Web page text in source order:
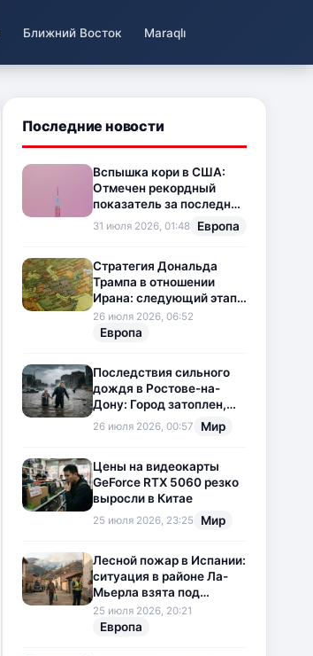
Ближний Восток Maraqlı
Последние новости
Вспышка кори в США:
Отмечен рекордный
показатель за последние
35 лет
31 июля 2026, 01:48 Европа
Стратегия Дональда
Трампа в отношении
Ирана: следующий этап
напряженности на
Ближнем Востоке
26 июля 2026, 06:52
Европа
Последствия сильного
дождя в Ростове-на-
Дону: Город затоплен,
свет отключен
26 июля 2026, 00:57 Мир
Цены на видеокарты
GeForce RTX 5060 резко
выросли в Китае
25 июля 2026, 23:25 Мир
Лесной пожар в Испании:
ситуация в районе Ла-
Мьерла взята под
контроль
25 июля 2026, 20:21
Европа